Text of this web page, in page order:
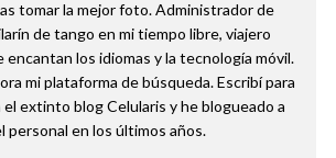
tomar la mejor foto. Administrador de
de tango en mi tiempo libre, viajero
encantan los idiomas y la tecnología móvil.
mi plataforma de búsqueda. Escribí para
extinto blog Celularis y he blogueado a
personal en los últimos años.